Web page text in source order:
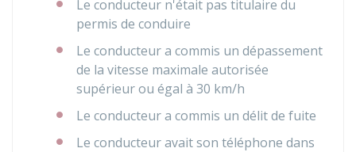
Le conducteur n'était pas titulaire du
permis de conduire
Le conducteur a commis un dépassement
de la vitesse maximale autorisée
supérieur ou égal à 30 km/h
Le conducteur a commis un délit de fuite
Le conducteur avait son téléphone dans